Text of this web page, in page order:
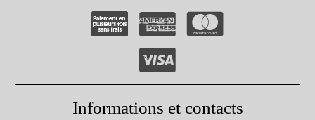
Informations et contacts